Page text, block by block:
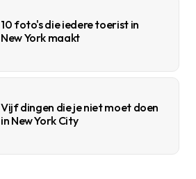
10 foto's die iedere toerist in
New York maakt
Vijf dingen die je niet moet doen
in New York City